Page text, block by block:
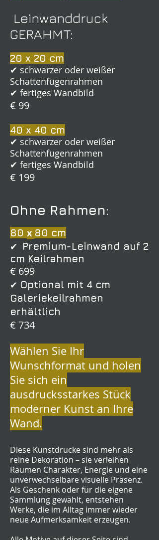
Leinwanddruck
GERAHMT:
20 x 20 cm
✔ schwarzer oder weißer
Schattenfugenrahmen
✔ fertiges Wandbild
€ 99
40 x 40 cm
✔ schwarzer oder weißer
Schattenfugenrahmen
✔ fertiges Wandbild
€ 199
Ohne Rahmen:
80 x 80 cm
✔
Premium-Leinwand auf 2
cm Keilrahmen
€ 699
✔ Optional mit 4 cm
Galeriekeilrahmen
erhältlich
€ 734
Wählen Sie Ihr
Wunschformat und holen
Sie sich ein
ausdrucksstarkes Stück
moderner Kunst an Ihre
Wand.
Diese Kunstdrucke sind mehr als
reine Dekoration – sie verleihen
Räumen Charakter, Energie und eine
unverwechselbare visuelle Präsenz.
Als Geschenk oder für die eigene
Sammlung gewählt, entstehen
Werke, die im Alltag immer wieder
neue Aufmerksamkeit erzeugen.